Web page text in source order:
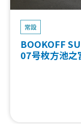
常設
BOOKOFF
07号枚方池之